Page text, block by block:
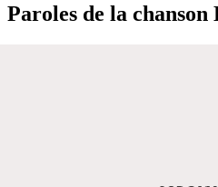
Paroles de la